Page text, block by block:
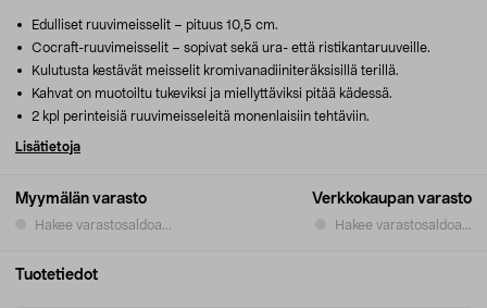
Myymälän varasto
Hakee varastosaldoa...
Verkkokaupan varasto
Hakee varastosaldoa...
Edulliset ruuvimeisselit – pituus 10,5 cm.
Cocraft-ruuvimeisselit – sopivat sekä ura- että ristikantaruuveille.
Kulutusta kestävät meisselit kromivanadiiniteräksisillä terillä.
Kahvat on muotoiltu tukeviksi ja miellyttäviksi pitää kädessä.
2 kpl perinteisiä ruuvimeisseleitä monenlaisiin tehtäviin.
Lisätietoja
Tuotetiedot